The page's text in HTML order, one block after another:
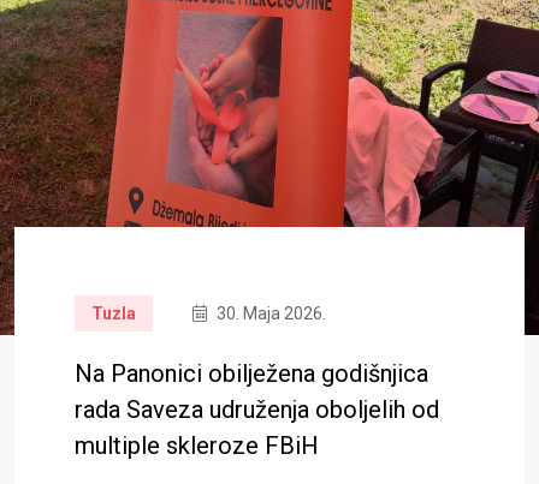
Tuzla 30. Maja 2026.
Na Panonici obilježena godišnjica
rada Saveza udruženja oboljelih od
multiple skleroze FBiH